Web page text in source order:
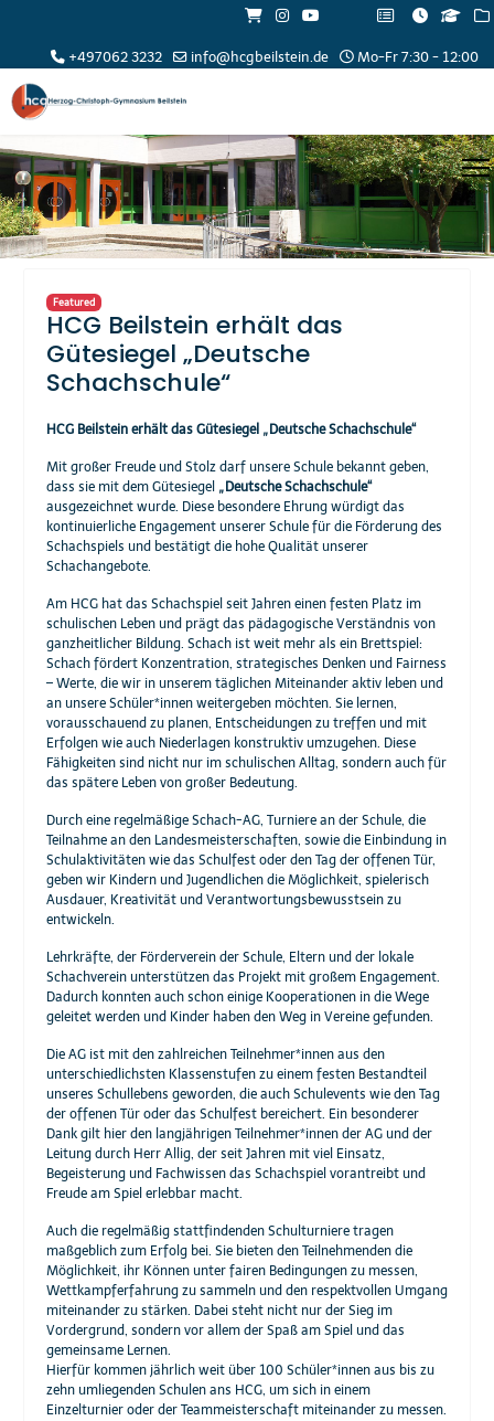
+497062 3232 info@hcgbeilstein.de Mo-Fr 7:30 - 12:00
Featured
HCG Beilstein erhält das
Gütesiegel „Deutsche
Schachschule“
HCG Beilstein erhält das Gütesiegel „Deutsche Schachschule“
Mit großer Freude und Stolz darf unsere Schule bekannt geben,
dass sie mit dem Gütesiegel „Deutsche Schachschule“
ausgezeichnet wurde. Diese besondere Ehrung würdigt das
kontinuierliche Engagement unserer Schule für die Förderung des
Schachspiels und bestätigt die hohe Qualität unserer
Schachangebote.
Am HCG hat das Schachspiel seit Jahren einen festen Platz im
schulischen Leben und prägt das pädagogische Verständnis von
ganzheitlicher Bildung. Schach ist weit mehr als ein Brettspiel:
Schach fördert Konzentration, strategisches Denken und Fairness
– Werte, die wir in unserem täglichen Miteinander aktiv leben und
an unsere Schüler*innen weitergeben möchten. Sie lernen,
vorausschauend zu planen, Entscheidungen zu treffen und mit
Erfolgen wie auch Niederlagen konstruktiv umzugehen. Diese
Fähigkeiten sind nicht nur im schulischen Alltag, sondern auch für
das spätere Leben von großer Bedeutung.
Durch eine regelmäßige Schach-AG, Turniere an der Schule, die
Teilnahme an den Landesmeisterschaften, sowie die Einbindung in
Schulaktivitäten wie das Schulfest oder den Tag der offenen Tür,
geben wir Kindern und Jugendlichen die Möglichkeit, spielerisch
Ausdauer, Kreativität und Verantwortungsbewusstsein zu
entwickeln.
Lehrkräfte, der Förderverein der Schule, Eltern und der lokale
Schachverein unterstützen das Projekt mit großem Engagement.
Dadurch konnten auch schon einige Kooperationen in die Wege
geleitet werden und Kinder haben den Weg in Vereine gefunden.
Die AG ist mit den zahlreichen Teilnehmer*innen aus den
unterschiedlichsten Klassenstufen zu einem festen Bestandteil
unseres Schullebens geworden, die auch Schulevents wie den Tag
der offenen Tür oder das Schulfest bereichert. Ein besonderer
Dank gilt hier den langjährigen Teilnehmer*innen der AG und der
Leitung durch Herr Allig, der seit Jahren mit viel Einsatz,
Begeisterung und Fachwissen das Schachspiel vorantreibt und
Freude am Spiel erlebbar macht.
Auch die regelmäßig stattfindenden Schulturniere tragen
maßgeblich zum Erfolg bei. Sie bieten den Teilnehmenden die
Möglichkeit, ihr Können unter fairen Bedingungen zu messen,
Wettkampferfahrung zu sammeln und den respektvollen Umgang
miteinander zu stärken. Dabei steht nicht nur der Sieg im
Vordergrund, sondern vor allem der Spaß am Spiel und das
gemeinsame Lernen.
Hierfür kommen jährlich weit über 100 Schüler*innen aus bis zu
zehn umliegenden Schulen ans HCG, um sich in einem
Einzelturnier oder der Teammeisterschaft miteinander zu messen.